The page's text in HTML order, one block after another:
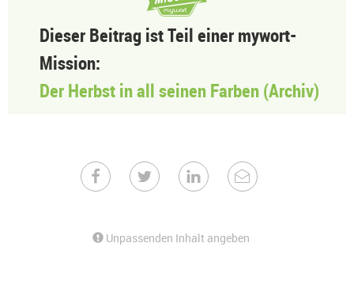
Dieser Beitrag ist Teil einer mywort-
Mission:
Der Herbst in all seinen Farben (Archiv)
Unpassenden Inhalt angeben